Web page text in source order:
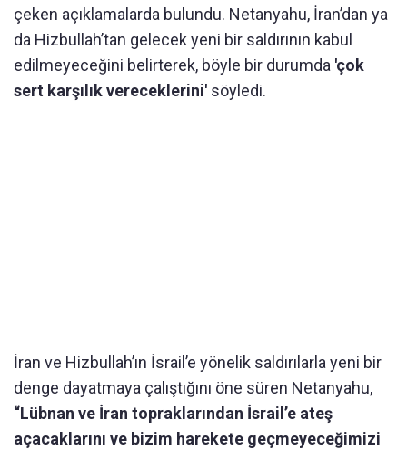
çeken açıklamalarda bulundu. Netanyahu, İran’dan ya
da Hizbullah’tan gelecek yeni bir saldırının kabul
edilmeyeceğini belirterek, böyle bir durumda 'çok
sert karşılık vereceklerini' söyledi.
İran ve Hizbullah’ın İsrail’e yönelik saldırılarla yeni bir
denge dayatmaya çalıştığını öne süren Netanyahu,
“Lübnan ve İran topraklarından İsrail’e ateş
açacaklarını ve bizim harekete geçmeyeceğimizi